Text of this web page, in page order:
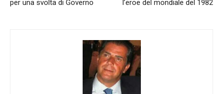
per una svolta di Governo
l’eroe del mondiale del 1982